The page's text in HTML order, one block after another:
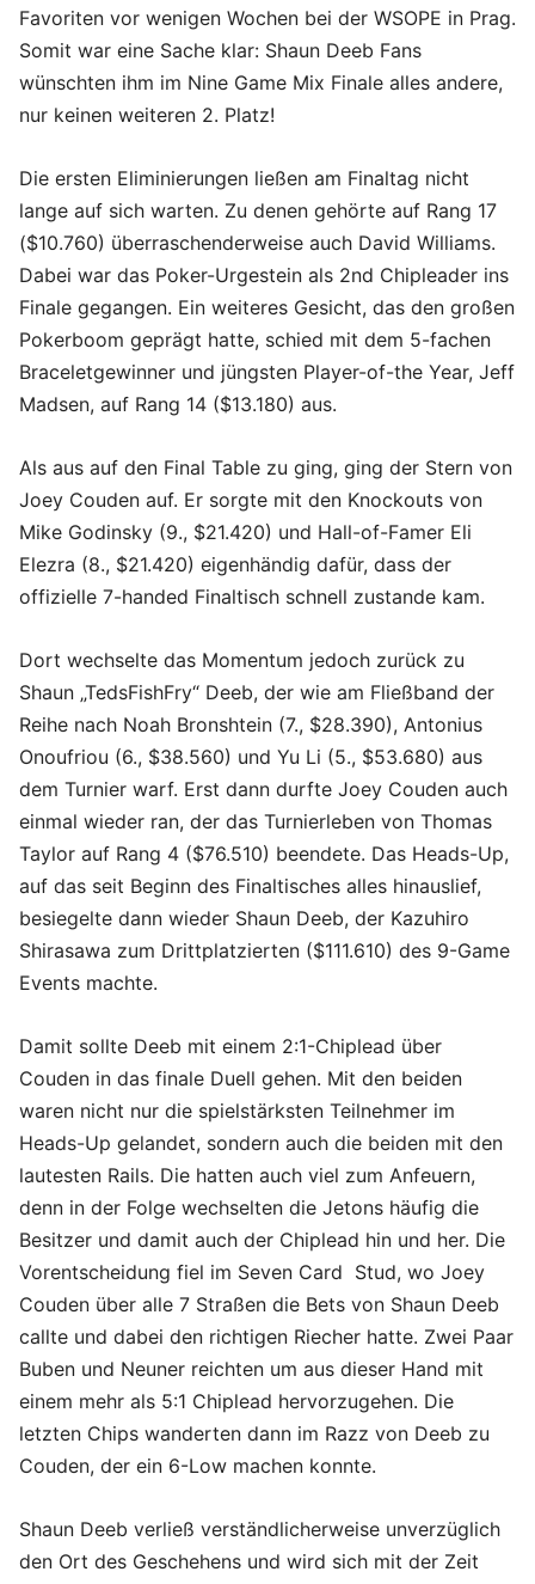
Favoriten vor wenigen Wochen bei der WSOPE in Prag.
Somit war eine Sache klar: Shaun Deeb Fans
wünschten ihm im Nine Game Mix Finale alles andere,
nur keinen weiteren 2. Platz!
Die ersten Eliminierungen ließen am Finaltag nicht
lange auf sich warten. Zu denen gehörte auf Rang 17
($10.760) überraschenderweise auch David Williams.
Dabei war das Poker-Urgestein als 2nd Chipleader ins
Finale gegangen. Ein weiteres Gesicht, das den großen
Pokerboom geprägt hatte, schied mit dem 5-fachen
Braceletgewinner und jüngsten Player-of-the Year, Jeff
Madsen, auf Rang 14 ($13.180) aus.
Als aus auf den Final Table zu ging, ging der Stern von
Joey Couden auf. Er sorgte mit den Knockouts von
Mike Godinsky (9., $21.420) und Hall-of-Famer Eli
Elezra (8., $21.420) eigenhändig dafür, dass der
offizielle 7-handed Finaltisch schnell zustande kam.
Dort wechselte das Momentum jedoch zurück zu
Shaun „TedsFishFry“ Deeb, der wie am Fließband der
Reihe nach Noah Bronshtein (7., $28.390), Antonius
Onoufriou (6., $38.560) und Yu Li (5., $53.680) aus
dem Turnier warf. Erst dann durfte Joey Couden auch
einmal wieder ran, der das Turnierleben von Thomas
Taylor auf Rang 4 ($76.510) beendete. Das Heads-Up,
auf das seit Beginn des Finaltisches alles hinauslief,
besiegelte dann wieder Shaun Deeb, der Kazuhiro
Shirasawa zum Drittplatzierten ($111.610) des 9-Game
Events machte.
Damit sollte Deeb mit einem 2:1-Chiplead über
Couden in das finale Duell gehen. Mit den beiden
waren nicht nur die spielstärksten Teilnehmer im
Heads-Up gelandet, sondern auch die beiden mit den
lautesten Rails. Die hatten auch viel zum Anfeuern,
denn in der Folge wechselten die Jetons häufig die
Besitzer und damit auch der Chiplead hin und her. Die
Vorentscheidung fiel im Seven Card Stud, wo Joey
Couden über alle 7 Straßen die Bets von Shaun Deeb
callte und dabei den richtigen Riecher hatte. Zwei Paar
Buben und Neuner reichten um aus dieser Hand mit
einem mehr als 5:1 Chiplead hervorzugehen. Die
letzten Chips wanderten dann im Razz von Deeb zu
Couden, der ein 6-Low machen konnte.
Shaun Deeb verließ verständlicherweise unverzüglich
den Ort des Geschehens und wird sich mit der Zeit